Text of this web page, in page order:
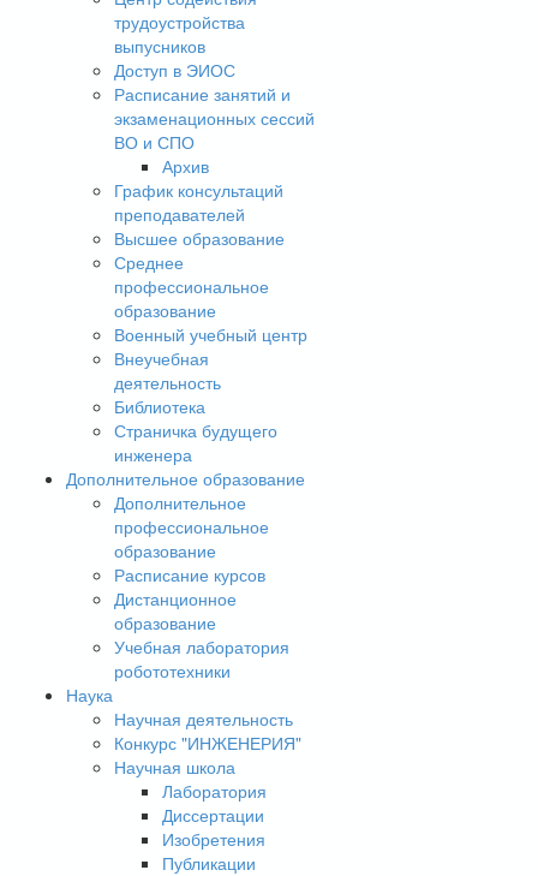
трудоустройства
выпусников
Доступ в ЭИОС
Расписание занятий и
экзаменационных сессий
ВО и СПО
Архив
График консультаций
преподавателей
Высшее образование
Среднее
профессиональное
образование
Военный учебный центр
Внеучебная
деятельность
Библиотека
Страничка будущего
инженера
Дополнительное образование
Дополнительное
профессиональное
образование
Расписание курсов
Дистанционное
образование
Учебная лаборатория
робототехники
Наука
Научная деятельность
Конкурс "ИНЖЕНЕРИЯ"
Научная школа
Лаборатория
Диссертации
Изобретения
Публикации